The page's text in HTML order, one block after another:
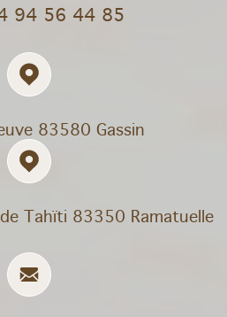
94 56 44 85
83580 Gassin
de Tahïti 83350 Ramatuelle